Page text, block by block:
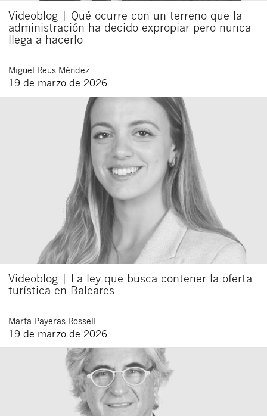
Videoblog | Qué ocurre con un terreno que la
administración ha decido expropiar pero nunca
llega a hacerlo
Miguel Reus Méndez
19 de marzo de 2026
Videoblog | La ley que busca contener la oferta
turística en Baleares
Marta Payeras Rossell
19 de marzo de 2026